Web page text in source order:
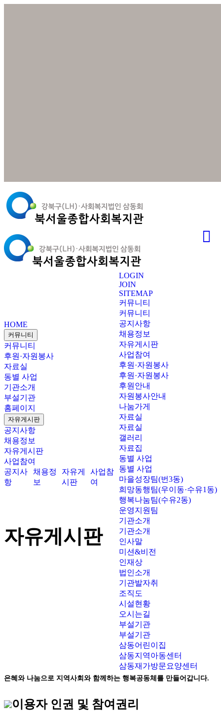
LOGIN
JOIN
SITEMAP
커뮤니티
커뮤니티
공지사항
채용정보
자유게시판
사업참여
후원·자원봉사
후원·자원봉사
후원안내
자원봉사안내
나눔가게
자료실
자료실
갤러리
자료집
동별 사업
동별 사업
마을성장팀(번3동)
희망동행팀(우이동·수유1동)
행복나눔팀(수유2동)
운영지원팀
기관소개
기관소개
인사말
미션&비전
인재상
법인소개
기관발자취
조직도
시설현황
오시는길
부설기관
부설기관
삼동어린이집
삼동지역아동센터
삼동재가방문요양센터
HOME
커뮤니티
커뮤니티
후원·자원봉사
자료실
동별 사업
기관소개
부설기관
홈페이지
자유게시판
공지사항
채용정보
자유게시판
사업참여
공지사
항
채용정
보
자유게
시판
사업참
여
자유게시판
은혜와 나눔으로 지역사회와 함께하는 행복공동체를 만들어갑니다.
이용자 인권 및 참여권리